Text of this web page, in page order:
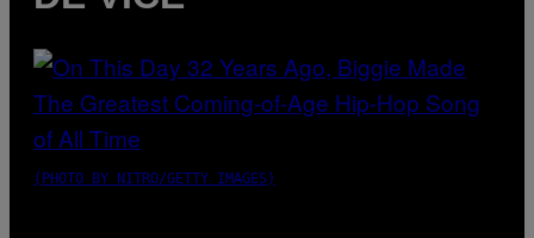
(PHOTO BY NITRO/GETTY IMAGES)